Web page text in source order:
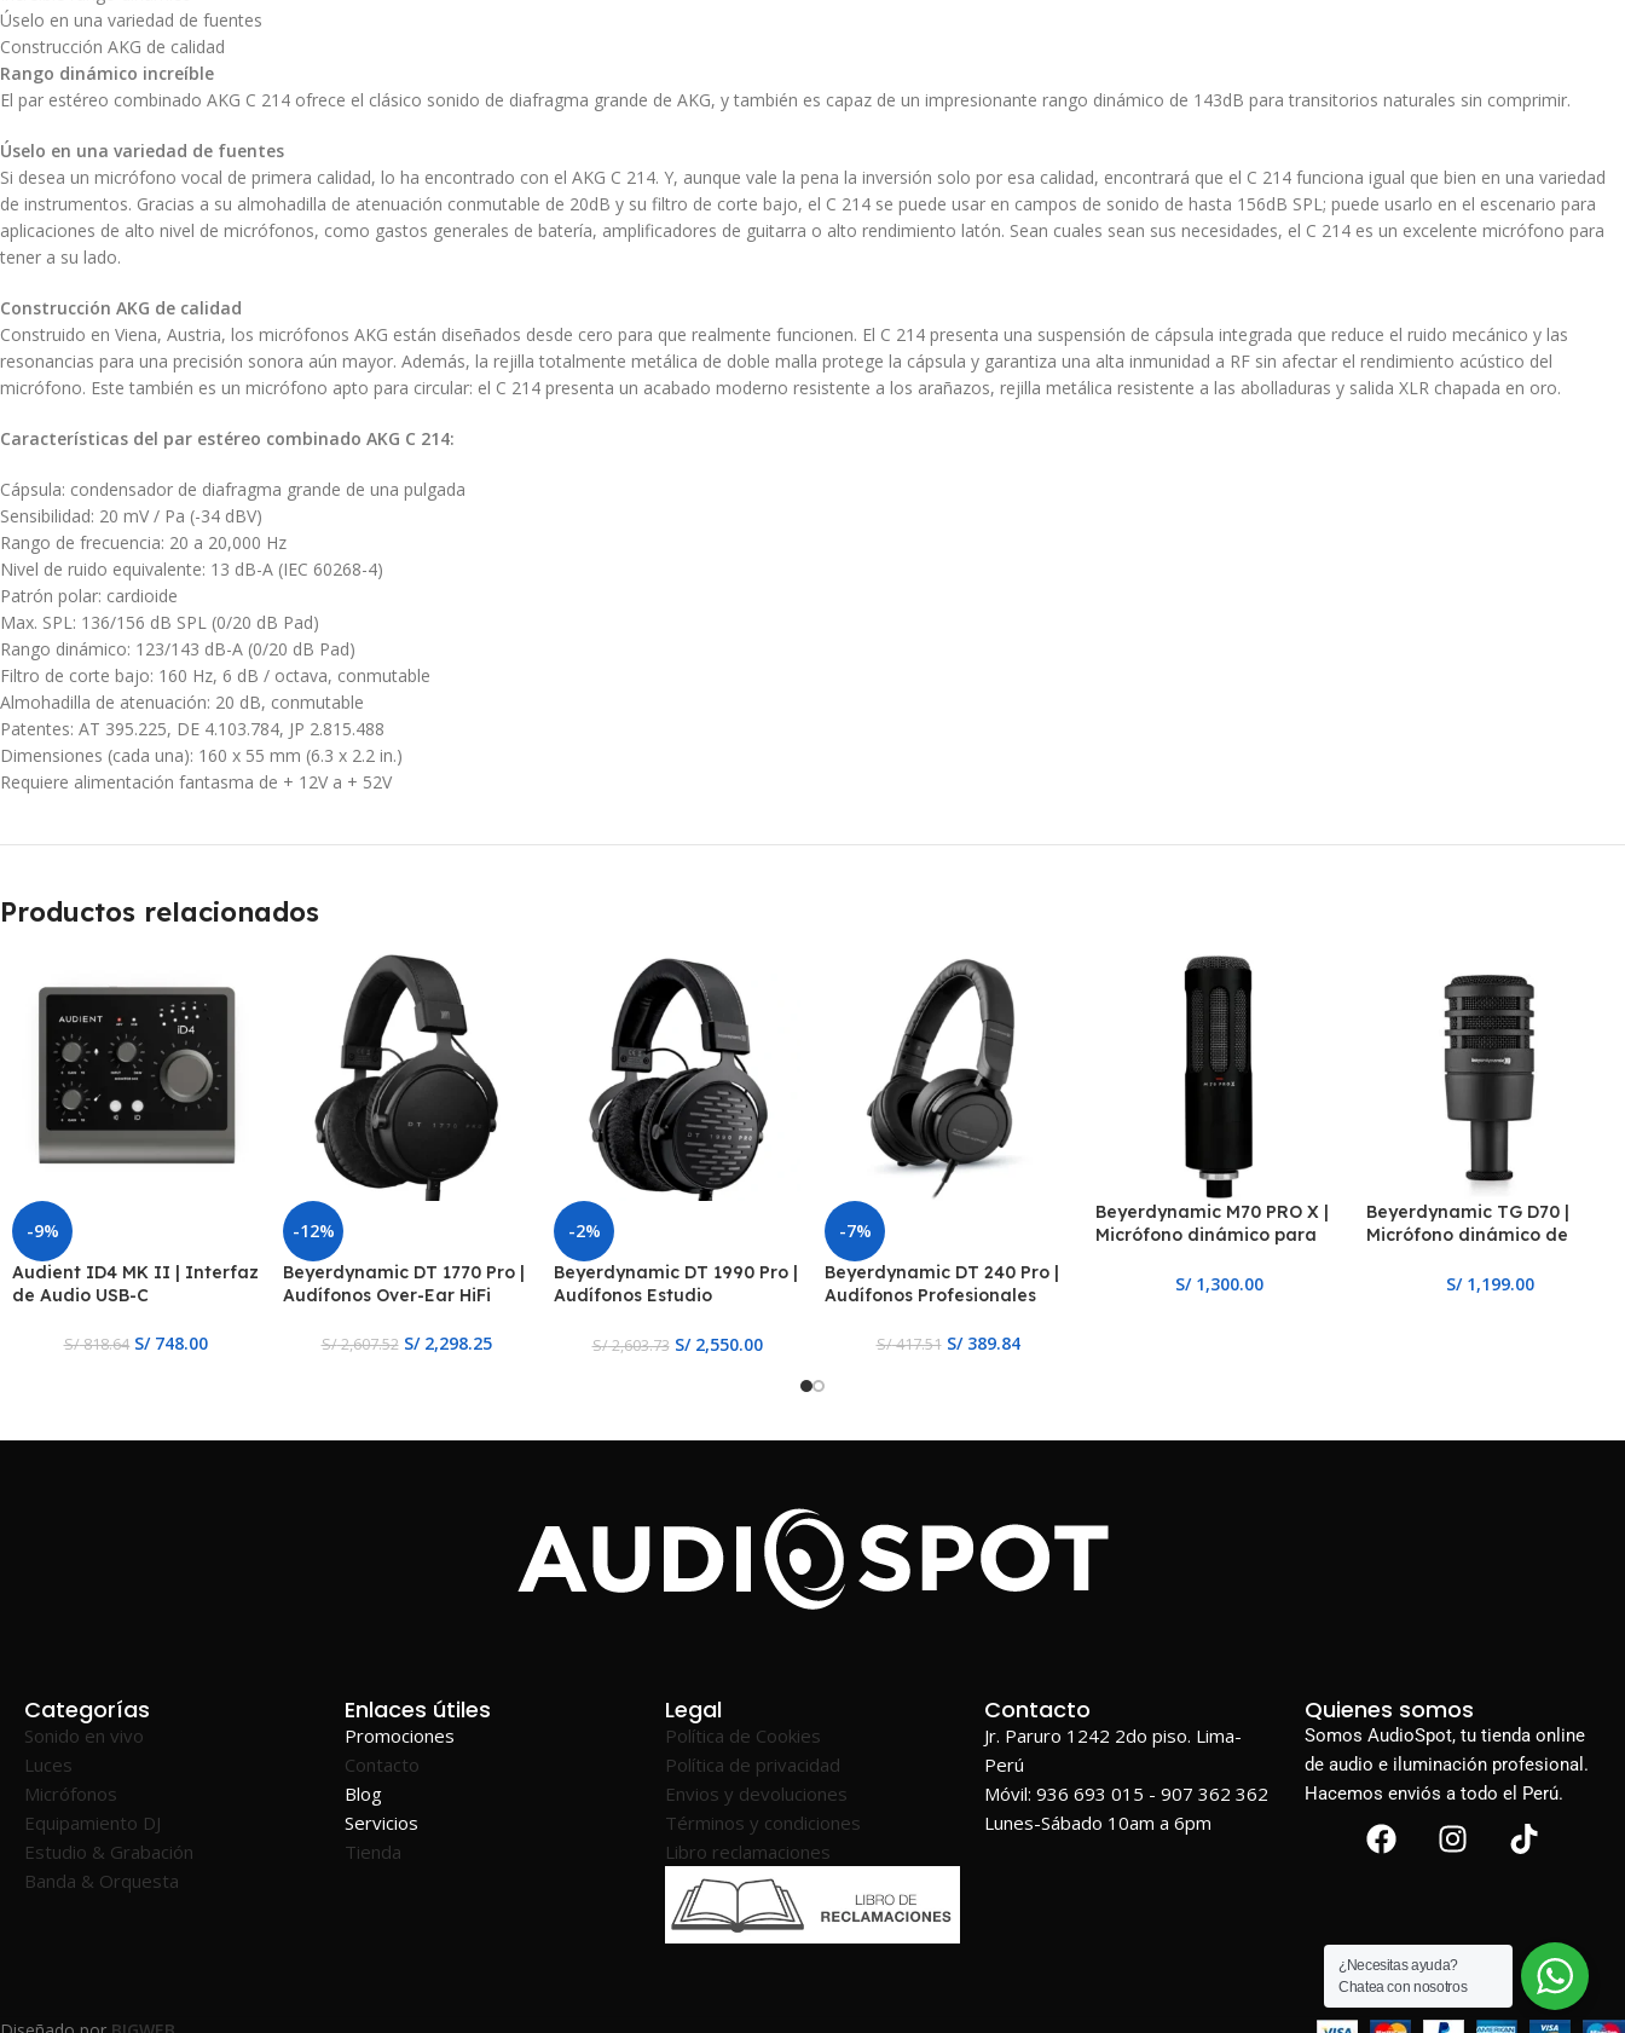
Úselo en una variedad de fuentes
Construcción AKG de calidad
Rango dinámico increíble
El par estéreo combinado AKG C 214 ofrece el clásico sonido de diafragma grande de AKG, y también es capaz de un impresionante rango dinámico de 143dB para transitorios naturales sin comprimir.
Úselo en una variedad de fuentes
Si desea un micrófono vocal de primera calidad, lo ha encontrado con el AKG C 214. Y, aunque vale la pena la inversión solo por esa calidad, encontrará que el C 214 funciona igual que bien en una variedad
de instrumentos. Gracias a su almohadilla de atenuación conmutable de 20dB y su filtro de corte bajo, el C 214 se puede usar en campos de sonido de hasta 156dB SPL; puede usarlo en el escenario para
aplicaciones de alto nivel de micrófonos, como gastos generales de batería, amplificadores de guitarra o alto rendimiento latón. Sean cuales sean sus necesidades, el C 214 es un excelente micrófono para
tener a su lado.
Construcción AKG de calidad
Construido en Viena, Austria, los micrófonos AKG están diseñados desde cero para que realmente funcionen. El C 214 presenta una suspensión de cápsula integrada que reduce el ruido mecánico y las
resonancias para una precisión sonora aún mayor. Además, la rejilla totalmente metálica de doble malla protege la cápsula y garantiza una alta inmunidad a RF sin afectar el rendimiento acústico del
micrófono. Este también es un micrófono apto para circular: el C 214 presenta un acabado moderno resistente a los arañazos, rejilla metálica resistente a las abolladuras y salida XLR chapada en oro.
Características del par estéreo combinado AKG C 214:
Cápsula: condensador de diafragma grande de una pulgada
Sensibilidad: 20 mV / Pa (-34 dBV)
Rango de frecuencia: 20 a 20,000 Hz
Nivel de ruido equivalente: 13 dB-A (IEC 60268-4)
Patrón polar: cardioide
Max. SPL: 136/156 dB SPL (0/20 dB Pad)
Rango dinámico: 123/143 dB-A (0/20 dB Pad)
Filtro de corte bajo: 160 Hz, 6 dB / octava, conmutable
Almohadilla de atenuación: 20 dB, conmutable
Patentes: AT 395.225, DE 4.103.784, JP 2.815.488
Dimensiones (cada una): 160 x 55 mm (6.3 x 2.2 in.)
Requiere alimentación fantasma de + 12V a + 52V
Productos relacionados
-9%
Audient ID4 MK II | Interfaz
de Audio USB-C
S/818.64 S/748.00
-12%
Beyerdynamic DT 1770 Pro |
Audífonos Over-Ear HiFi
S/2,607.52 S/2,298.25
-2%
Beyerdynamic DT 1990 Pro |
Audífonos Estudio
S/2,603.73 S/2,550.00
-7%
Beyerdynamic DT 240 Pro |
Audífonos Profesionales
S/417.51 S/389.84
Beyerdynamic M70 PRO X |
Micrófono dinámico para
S/1,300.00
Beyerdynamic TG D70 |
Micrófono dinámico de
S/1,199.00
Categorías
Sonido en vivo
Luces
Micrófonos
Equipamiento DJ
Estudio & Grabación
Banda & Orquesta
Enlaces útiles
Promociones
Contacto
Blog
Servicios
Tienda
Legal
Política de Cookies
Política de privacidad
Envios y devoluciones
Términos y condiciones
Libro reclamaciones
Contacto
Jr. Paruro 1242 2do piso. Lima-
Perú
Móvil: 936 693 015 - 907 362 362
Lunes-Sábado 10am a 6pm
Quienes somos
Somos AudioSpot, tu tienda online
de audio e iluminación profesional.
Hacemos enviós a todo el Perú.
¿Necesitas ayuda?
Chatea con nosotros